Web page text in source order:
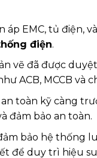
EMC, tủ điện,
điện.
vẽ đã được
ACB, MCCB và
toàn kỹ càng
đảm bảo an toàn.
bảo hệ thống
để duy trì hiệu